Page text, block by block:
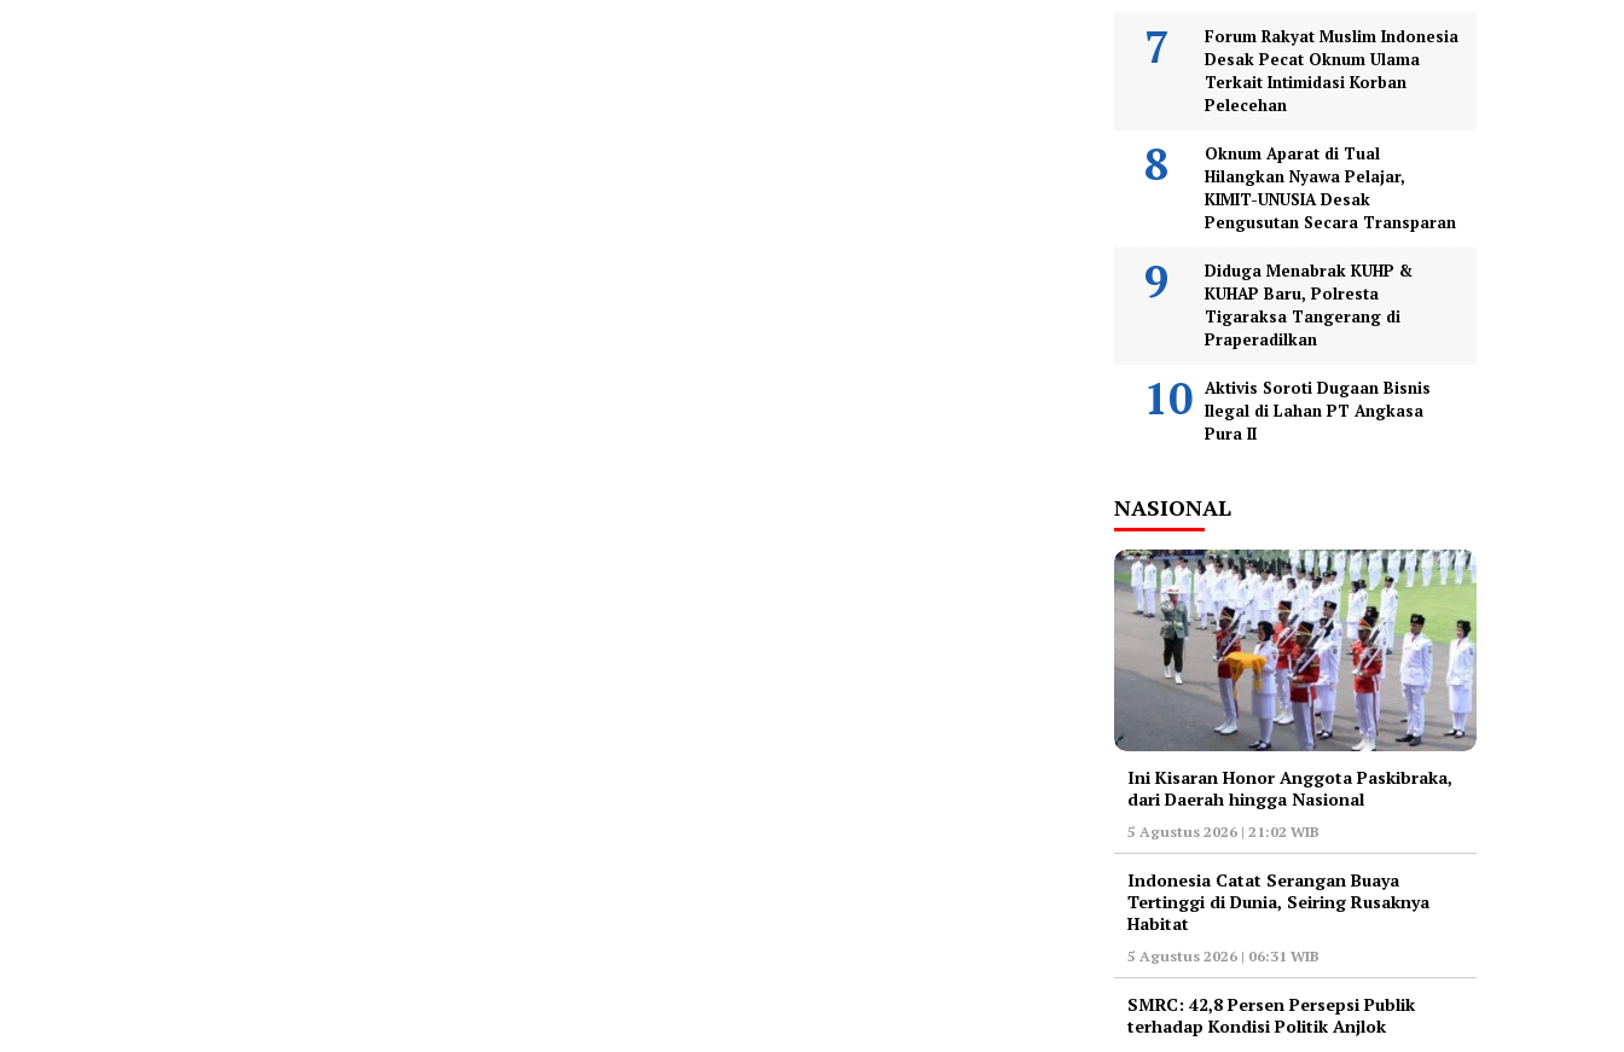
Forum Rakyat Muslim Indonesia
Desak Pecat Oknum Ulama
Terkait Intimidasi Korban
Pelecehan
Oknum Aparat di Tual
Hilangkan Nyawa Pelajar,
KIMIT-UNUSIA Desak
Pengusutan Secara Transparan
Diduga Menabrak KUHP &
KUHAP Baru, Polresta
Tigaraksa Tangerang di
Praperadilkan
Aktivis Soroti Dugaan Bisnis
Ilegal di Lahan PT Angkasa
Pura II
NASIONAL
Ini Kisaran Honor Anggota Paskibraka,
dari Daerah hingga Nasional
5 Agustus 2026 | 21:02 WIB
Indonesia Catat Serangan Buaya
Tertinggi di Dunia, Seiring Rusaknya
Habitat
5 Agustus 2026 | 06:31 WIB
‎SMRC: 42,8 Persen Persepsi Publik
terhadap Kondisi Politik Anjlok